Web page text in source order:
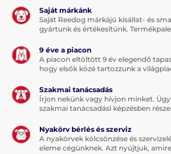
Saját márkánk
Saját Reedog márkájú kisállat- és
gyártunk és értékesítünk.
9 éve a piacon
A piacon eltöltött 9 év elegendő
hogy elsők közé tartozzunk a
Szakmai tanácsadás
Írjon nekünk vagy hívjon minket.
szakmai tanácsadási képzésben
Nyakörv bérlés és szerviz
A nyakörvek kölcsönzése és
eleme cégünknek. Azt nyújtjuk,